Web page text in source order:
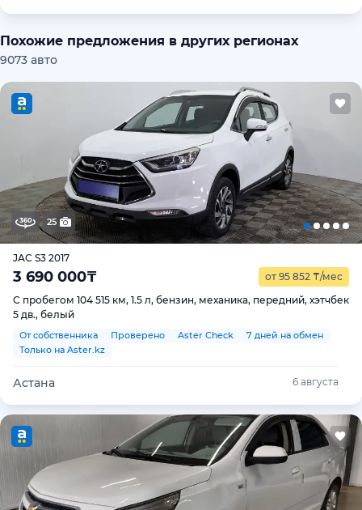
Похожие предложения в других регионах
9073 авто
25
JAC S3 2017
3 690 000₸ от 95 852 ₸/мес
С пробегом 104 515 км, 1.5 л, бензин, механика, передний, хэтчбек
5 дв., белый
От собственника Проверено Aster Check
7 дней на обмен
Только на Aster.kz
Астана 6 августа